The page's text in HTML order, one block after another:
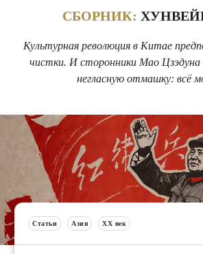
СБОРНИК:
Культурная революция в Китае
чистки. И сторонники Мао Цзэдуна
негласную отмашку: всё
Статьи Азия XX век